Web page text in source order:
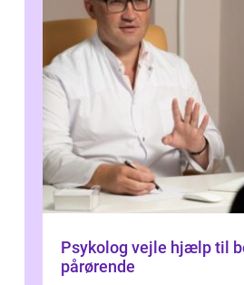
Psykolog vejle hjælp til børn, unge og
pårørende